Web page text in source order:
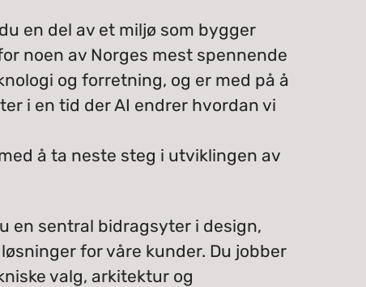
en del av et miljø som bygger
noen av Norges mest spennende
og forretning, og er med på å
i en tid der AI endrer hvordan vi
å ta neste steg i utviklingen av
en sentral bidragsyter i design,
for våre kunder. Du jobber
valg, arkitektur og